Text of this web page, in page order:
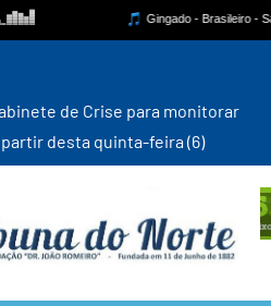
de Crise para monitorar
desta quinta-feira (6)